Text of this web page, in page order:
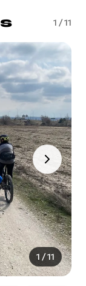
1 /11
1 /11